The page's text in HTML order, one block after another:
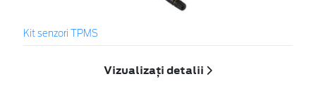
Kit senzori TPMS
Vizualizați detalii